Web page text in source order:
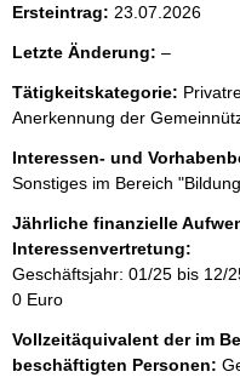
s
e
p
r
o
S
e
i
t
e
Ersteintrag: 23.07.2026
Letzte Änderung: –l
e
r
Tätigkeitskategorie:
Anerkennung der
Interessen- und
Sonstiges im Bereich
Jährliche finanzielle
Interessenvertretung:
Geschäftsjahr: 01/25 bis 12/
0 Euro
Vollzeitäquivalent der im
beschäftigten Personen: